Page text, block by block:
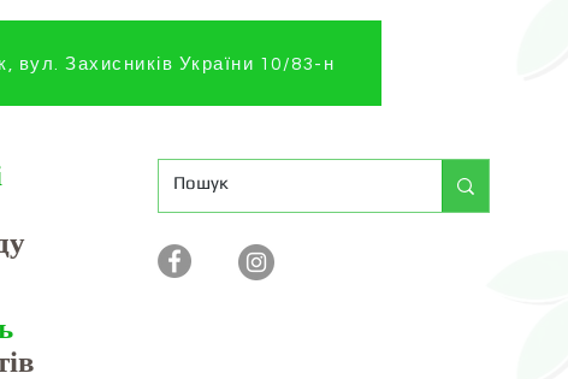
вул. Захисників України 10/83-н